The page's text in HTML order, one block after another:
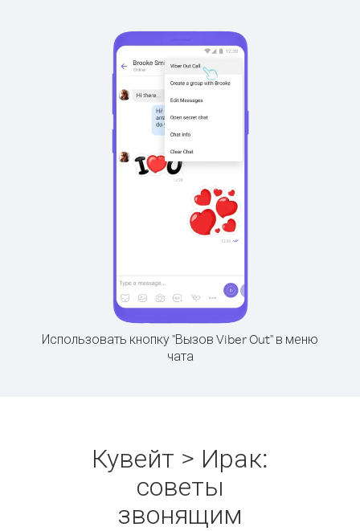
Использовать кнопку "Вызов Viber Out" в меню
чата
Кувейт > Ирак:
советы
звонящим